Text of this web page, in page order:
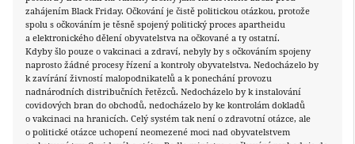
zahájením Black Friday. Očkování je čistě politickou otázkou, protože
spolu s očkováním je těsně spojený politický proces apartheidu
a elektronického dělení obyvatelstva na očkované a ty ostatní.
Kdyby šlo pouze o vakcinaci a zdraví, nebyly by s očkováním spojeny
naprosto žádné procesy řízení a kontroly obyvatelstva. Nedocházelo by
k zavírání živností malopodnikatelů a k ponechání provozu
nadnárodních distribučních řetězců. Nedocházelo by k instalování
covidových bran do obchodů, nedocházelo by ke kontrolám dokladů
o vakcinaci na hranicích. Celý systém tak není o zdravotní otázce, ale
o politické otázce uchopení neomezené moci nad obyvatelstvem